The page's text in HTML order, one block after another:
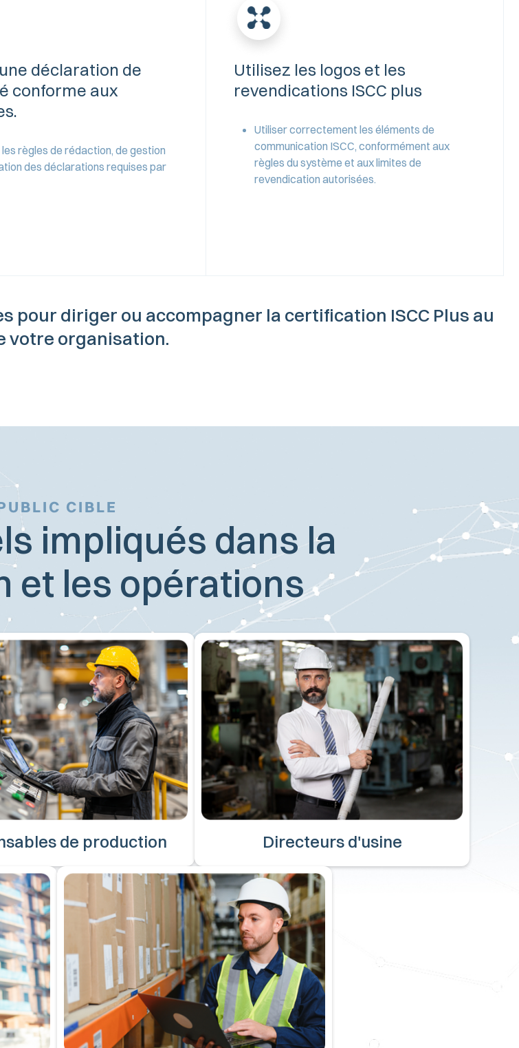
déclaration de
conforme aux
règles de rédaction, de gestion
des déclarations requises par
Utilisez les logos et les
revendications ISCC plus
Utiliser correctement les éléments de
communication ISCC, conformément aux
règles du système et aux limites de
revendication autorisées.
pour diriger ou accompagner la certification ISCC Plus au
votre organisation.
CIBLE
impliqués dans la
et les opérations
de production Directeurs d'usine